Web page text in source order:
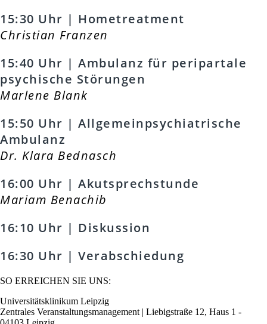
15:30 Uhr | Hometreatment
Christian Franzen
15:40 Uhr | Ambulanz für peripartale
psychische Störungen
Marlene Blank
15:50 Uhr | Allgemeinpsychiatrische
Ambulanz
Dr. Klara Bednasch
16:00 Uhr | Akutsprechstunde
Mariam Benachib
16:10 Uhr | Diskussion
16:30 Uhr | Verabschiedung
SO ERREICHEN SIE UNS:
Universitätsklinikum Leipzig
Zentrales Veranstaltungsmanagement | Liebigstraße 12, Haus 1 -